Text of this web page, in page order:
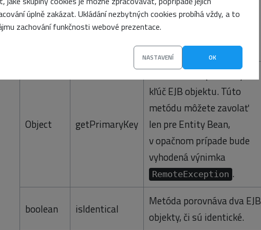
úplně zakázat. Ukládání nezbytných cookies probíhá vždy, a to
zachování funkčnosti webové prezentace.
NASTAVENÍ OK
na opätovné získanie
referencie na EJB objekt,
napr. z inej JVM.
Object getPrimaryKey
kľúč EJB objektu. Túto
metódu môžete zavolať
len pre Entity Bean,
v opačnom prípade bude
vyhodená výnimka
RemoteException .
boolean isIdentical
Metóda porovnáva dva EJB
objekty, či sú identické.